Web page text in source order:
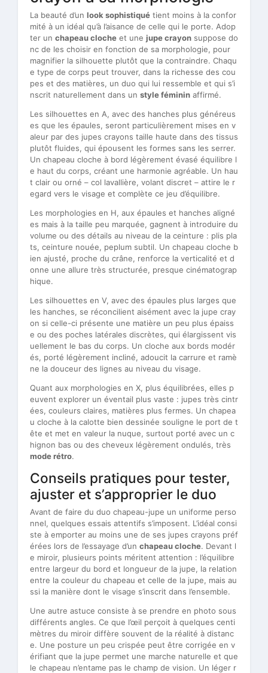
La beauté d’un look sophistiqué tient moins à la confor
mité à un idéal qu’à l’aisance de celle qui le porte. Adop
ter un chapeau cloche et une jupe crayon suppose do
nc de les choisir en fonction de sa morphologie, pour
magnifier la silhouette plutôt que la contraindre. Chaqu
e type de corps peut trouver, dans la richesse des cou
pes et des matières, un duo qui lui ressemble et qui s’i
nscrit naturellement dans un style féminin affirmé.
Les silhouettes en A, avec des hanches plus généreus
es que les épaules, seront particulièrement mises en v
aleur par des jupes crayons taille haute dans des tissus
plutôt fluides, qui épousent les formes sans les serrer.
Un chapeau cloche à bord légèrement évasé équilibre l
e haut du corps, créant une harmonie agréable. Un hau
t clair ou orné – col lavallière, volant discret – attire le r
egard vers le visage et complète ce jeu d’équilibre.
Les morphologies en H, aux épaules et hanches aligné
es mais à la taille peu marquée, gagnent à introduire du
volume ou des détails au niveau de la ceinture : plis pla
ts, ceinture nouée, peplum subtil. Un chapeau cloche b
ien ajusté, proche du crâne, renforce la verticalité et d
onne une allure très structurée, presque cinématograp
hique.
Les silhouettes en V, avec des épaules plus larges que
les hanches, se réconcilient aisément avec la jupe cray
on si celle-ci présente une matière un peu plus épaiss
e ou des poches latérales discrètes, qui élargissent vis
uellement le bas du corps. Un cloche aux bords modér
és, porté légèrement incliné, adoucit la carrure et ramè
ne la douceur des lignes au niveau du visage.
Quant aux morphologies en X, plus équilibrées, elles p
euvent explorer un éventail plus vaste : jupes très cintr
ées, couleurs claires, matières plus fermes. Un chapea
u cloche à la calotte bien dessinée souligne le port de t
ête et met en valeur la nuque, surtout porté avec un c
hignon bas ou des cheveux légèrement ondulés, très
mode rétro.
Conseils pratiques pour tester,
ajuster et s’approprier le duo
Avant de faire du duo chapeau-jupe un uniforme perso
nnel, quelques essais attentifs s’imposent. L’idéal consi
ste à emporter au moins une de ses jupes crayons préf
érées lors de l’essayage d’un chapeau cloche. Devant l
e miroir, plusieurs points méritent attention : l’équilibre
entre largeur du bord et longueur de la jupe, la relation
entre la couleur du chapeau et celle de la jupe, mais au
ssi la manière dont le visage s’inscrit dans l’ensemble.
Une autre astuce consiste à se prendre en photo sous
différents angles. Ce que l’œil perçoit à quelques centi
mètres du miroir diffère souvent de la réalité à distanc
e. Une posture un peu crispée peut être corrigée en v
érifiant que la jupe permet une marche naturelle et que
le chapeau n’entame pas le champ de vision. Un léger r